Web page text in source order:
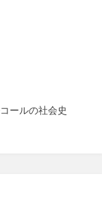
ールの社会史